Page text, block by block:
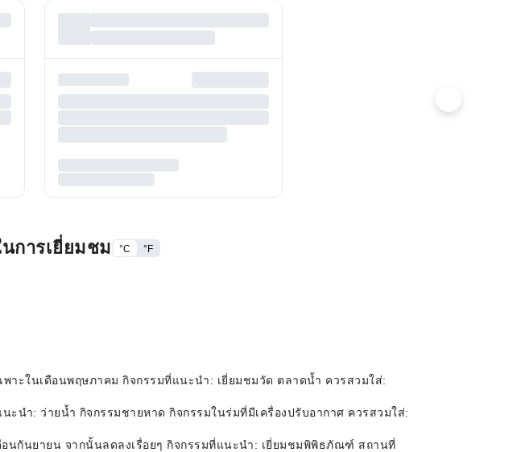
การเยี่ยมชม °C °F
าะในเดือนพฤษภาคม กิจกรรมที่แนะนำ: เยี่ยมชมวัด ตลาดน้ำ ควรสวมใส่:
ะนำ: ว่ายน้ำ กิจกรรมชายหาด กิจกรรมในร่มที่มีเครื่องปรับอากาศ ควรสวมใส่:
อนกันยายน จากนั้นลดลงเรื่อยๆ กิจกรรมที่แนะนำ: เยี่ยมชมพิพิธภัณฑ์ สถานที่